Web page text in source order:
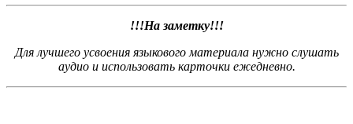
!!!На заметку!!!
Для лучшего усвоения языкового материала нужно слушать
аудио и использовать карточки ежедневно.